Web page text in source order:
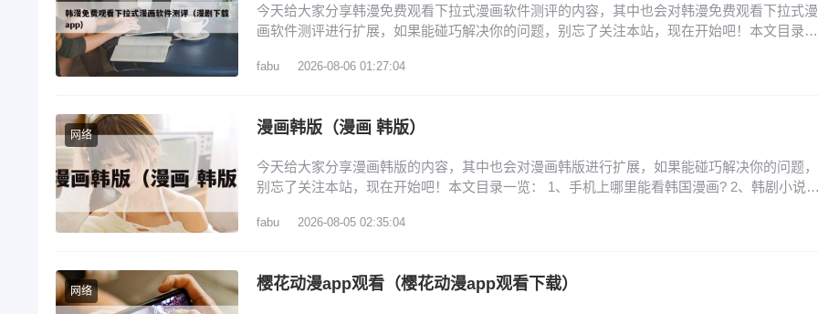
今天给大家分享韩漫免费观看下拉式漫画软件测评的内容，其中也会对韩漫免费观看下拉式漫
画软件测评进行扩展，如果能碰巧解决你的问题，别忘了关注本站，现在开始吧！本文目录一
4、漫画免费韩漫app排行榜_韩漫免费漫画在线观看APP前十名推荐 5、免费看韩漫的漫画软
fabu 2026-08-06 01:27:04
网络 漫画韩版（漫画 韩版）
今天给大家分享漫画韩版的内容，其中也会对漫画韩版进行扩展，如果能碰巧解决你的问题，
别忘了关注本站，现在开始吧！本文目录一览： 1、手机上哪里能看韩国漫画? 2、韩剧小说
的契约未婚妻》确定动画化! 6、免费的韩国漫画网站求一个免费看韩漫的网页 手机上哪里能
fabu 2026-08-05 02:35:04
网络 樱花动漫app观看（樱花动漫app观看下载）